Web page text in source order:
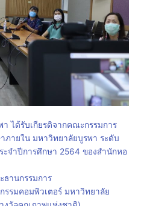
ได้รับเกียรติจากคณะกรรมการ
ภายใน มหาวิทยาลัยบูรพา ระดับ
จำปีการศึกษา 2564 ของสำนักหอ
ธานกรรมการ
รรมคอมพิวเตอร์ มหาวิทยาลัย